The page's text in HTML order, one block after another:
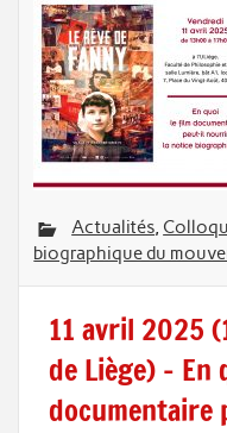
Actualités,
biographique du
11 avril 2025
de Liège) –